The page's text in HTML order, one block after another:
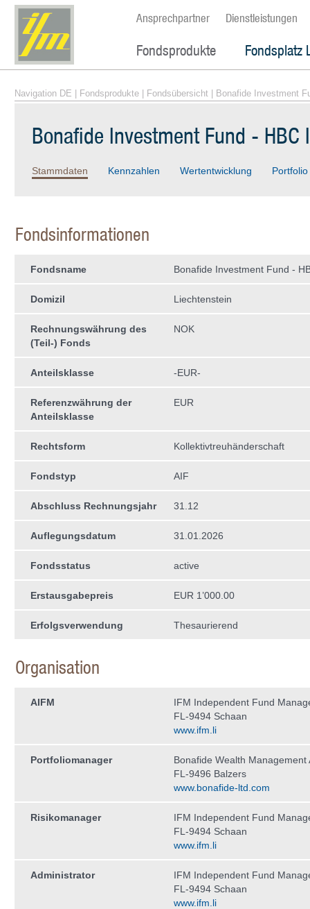
Ansprechpartner Dienstleistungen
Fondsprodukte Fondsplatz
Navigation DE Fondsprodukte Fondsübersicht | Bonafide Investment
Bonafide Investment Fund - HBC
Stammdaten Kennzahlen Wertentwicklung Portfolio
Fondsinformationen
Fondsname Bonafide Investment Fund -
Domizil Liechtenstein
Rechnungswährung des
(Teil-) Fonds
NOK
Anteilsklasse -EUR-
Referenzwährung der
Anteilsklasse
EUR
Rechtsform Kollektivtreuhän­derschaft
Fondstyp AIF
Abschluss Rechnungsjahr 31.12
Auflegungsdatum 31.01.2026
Fondsstatus active
Erstausgabepreis EUR 1’000.00
Erfolgsverwendung Thesaurierend
Organisation
AIFM
IFM Independent Fund
FL-9494 Schaan
www.ifm.li
Portfoliomanager
Bonafide Wealth Management
FL-9496 Balzers
www.bonafide-ltd.com
Risikomanager
IFM Independent Fund
FL-9494 Schaan
www.ifm.li
Administrator
IFM Independent Fund
FL-9494 Schaan
www.ifm.li